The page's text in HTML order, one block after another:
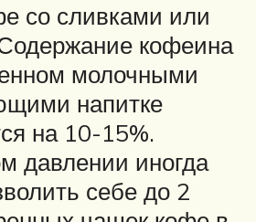
со сливками или
кофеина
молочными
напитке
на 10-15%.
давлении иногда
себе до 2